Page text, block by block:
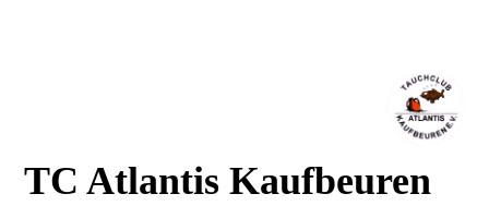
TC Atlantis Kaufbeuren